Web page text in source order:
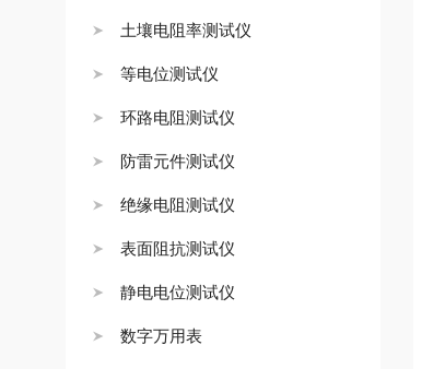
土壤电阻率测试仪
等电位测试仪
环路电阻测试仪
防雷元件测试仪
绝缘电阻测试仪
表面阻抗测试仪
静电电位测试仪
数字万用表